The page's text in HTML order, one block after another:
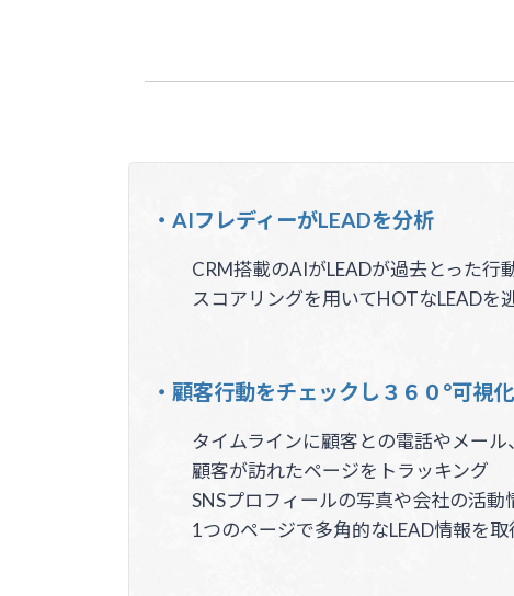
・AIフレディーがLEADを分析
CRM搭載のAIがLEADが過去とった行
スコアリングを用いてHOTなLEADを
・顧客行動をチェックし３６０°可視化
タイムラインに顧客との電話やメー
顧客が訪れたページをトラッキング
SNSプロフィールの写真や会社の活
1つのページで多角的なLEAD情報を取